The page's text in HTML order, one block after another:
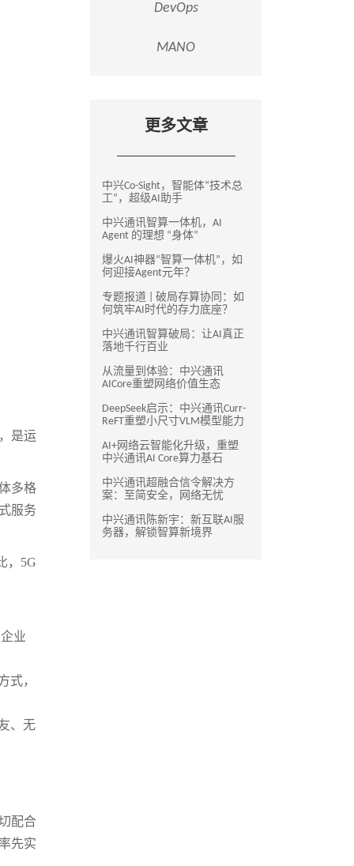
是运
多格
服务
，5G
业
式，
、无
配合
先实
DevOps
MANO
更多文章
中兴Co-Sight，智能体“技术总
工”，超级AI助手
中兴通讯智算一体机，AI
Agent 的理想 “身体”
爆火AI神器“智算一体机”，如
何迎接Agent元年？
专题报道 | 破局存算协同：如
何筑牢AI时代的存力底座？
中兴通讯智算破局：让AI真正
落地千行百业
从流量到体验：中兴通讯
AICore重塑网络价值生态
DeepSeek启示：中兴通讯Curr-
ReFT重塑小尺寸VLM模型能力
AI+网络云智能化升级，重塑
中兴通讯AI Core算力基石
中兴通讯超融合信令解决方
案：至简安全，网络无忧
中兴通讯陈新宇：新互联AI服
务器，解锁智算新境界